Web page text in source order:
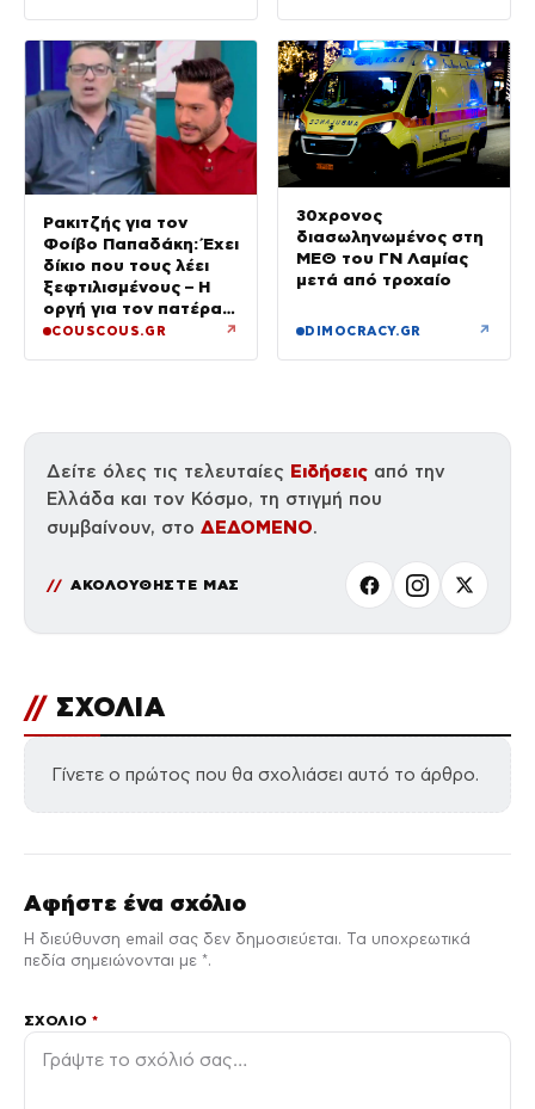
Ρακιτζής για τον
Φοίβο Παπαδάκη: Έχει
δίκιο που τους λέει
ξεφτιλισμένους – Η
οργή για τον πατέρα
του
COUSCOUS.GR ↗
30χρονος
διασωληνωμένος στη
ΜΕΘ του ΓΝ Λαμίας
μετά από τροχαίο
DIMOCRACY.GR ↗
Δείτε όλες τις τελευταίες Ειδήσεις από την
Ελλάδα και τον Κόσμο, τη στιγμή που
συμβαίνουν, στο ΔΕΔΟΜΕΝΟ.
ΑΚΟΛΟΥΘΗΣΤΕ ΜΑΣ
// ΣΧΟΛΙΑ
Γίνετε ο πρώτος που θα σχολιάσει αυτό το άρθρο.
Αφήστε ένα σχόλιο
Η διεύθυνση email σας δεν δημοσιεύεται. Τα υποχρεωτικά
πεδία σημειώνονται με *.
ΣΧΌΛΙΟ*